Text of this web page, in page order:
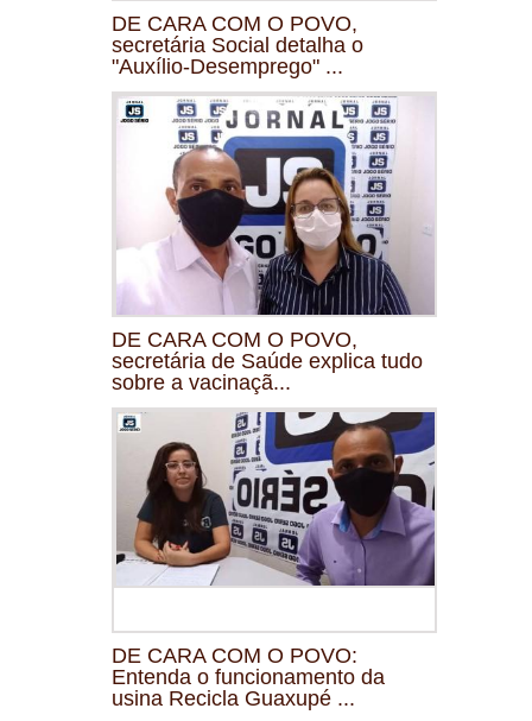
DE CARA COM O POVO,
secretária Social detalha o
"Auxílio-Desemprego" ...
DE CARA COM O POVO,
secretária de Saúde explica tudo
sobre a vacinaçã...
DE CARA COM O POVO:
Entenda o funcionamento da
usina Recicla Guaxupé ...